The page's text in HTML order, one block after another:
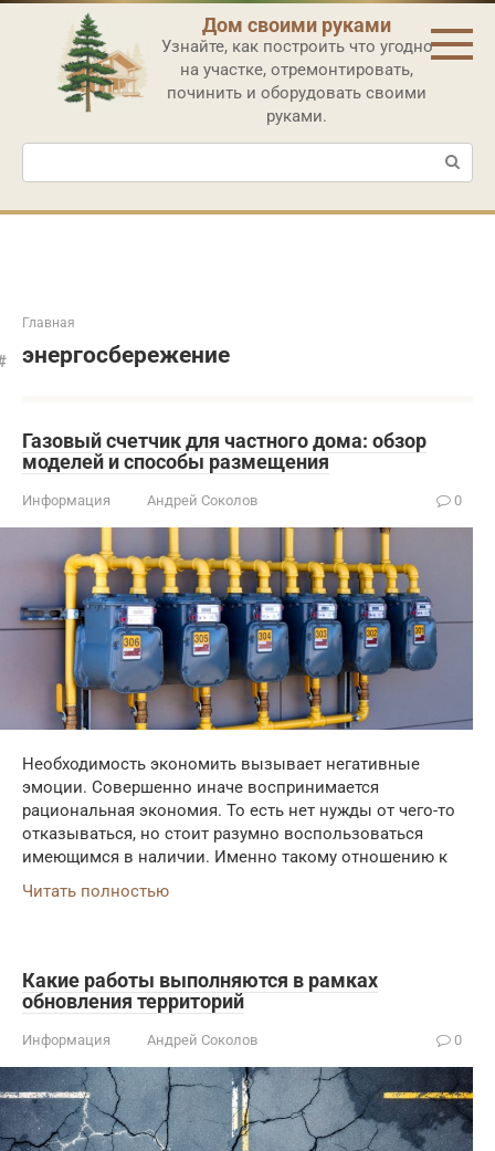
Перейти
контенту
Дом своими руками
Узнайте, как построить что угодно
на участке, отремонтировать,
починить и оборудовать своими
руками.
Поиск:
Главная
энергосбережение
Газовый счетчик для частного дома: обзор
моделей и способы размещения
Информация Андрей Соколов 0
Необходимость экономить вызывает негативные
эмоции. Совершенно иначе воспринимается
рациональная экономия. То есть нет нужды от чего-то
отказываться, но стоит разумно воспользоваться
имеющимся в наличии. Именно такому отношению к
Читать полностью
Какие работы выполняются в рамках
обновления территорий
Информация Андрей Соколов 0